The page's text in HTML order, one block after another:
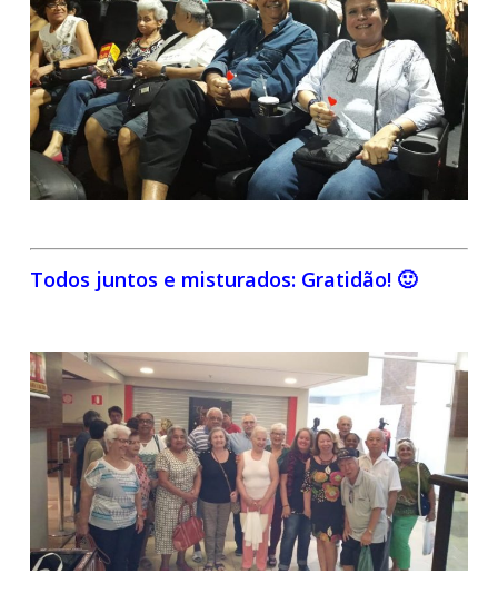
Todos juntos e misturados: Gratidão! 🙂